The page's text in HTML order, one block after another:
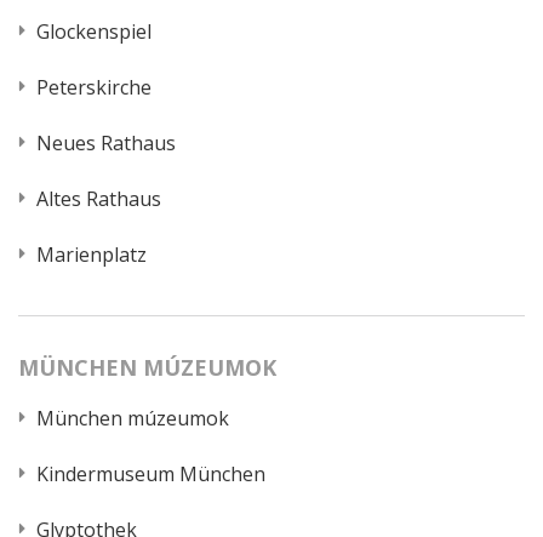
Glockenspiel
Peterskirche
Neues Rathaus
Altes Rathaus
Marienplatz
MÜNCHEN MÚZEUMOK
München múzeumok
Kindermuseum München
Glyptothek